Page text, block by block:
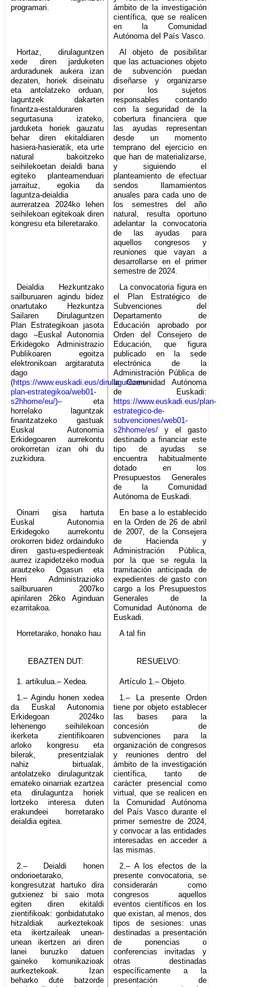
programari.
ámbito de la investigación
científica, que se realicen
en la Comunidad
Autónoma del País Vasco.
Hortaz, dirulaguntzen
xede diren jarduketen
arduradunek aukera izan
dezaten, horiek diseinatu
eta antolatzeko orduan,
laguntzek dakarten
finantza-estalduraren
segurtasuna izateko,
jarduketa horiek gauzatu
behar diren ekitaldiaren
hasiera-hasieratik, eta urte
natural bakoitzeko
seihilekoetan deialdi bana
egiteko planteamenduari
jarraituz, egokia da
laguntza-deialdia
aurreratzea 2024ko lehen
seihilekoan egitekoak diren
kongresu eta bileretarako.
Al objeto de posibilitar
que las actuaciones objeto
de subvención puedan
diseñarse y organizarse
por los sujetos
responsables contando
con la seguridad de la
cobertura financiera que
las ayudas representan
desde un momento
temprano del ejercicio en
que han de materializarse,
y siguiendo el
planteamiento de efectuar
sendos llamamientos
anuales para cada uno de
los semestres del año
natural, resulta oportuno
adelantar la convocatoria
de las ayudas para
aquellos congresos y
reuniones que vayan a
desarrollarse en el primer
semestre de 2024.
Deialdia Hezkuntzako
sailburuaren agindu bidez
onartutako Hezkuntza
Sailaren Dirulaguntzen
Plan Estrategikoan jasota
dago –Euskal Autonomia
Erkidegoko Administrazio
Publikoaren egoitza
elektronikoan argitaratuta
dago
(https://www.euskadi.eus/dirulaguntzen-
plan-estrategikoa/web01-
s2hhome/eu/)–eta
horrelako laguntzak
finantzatzeko gastuak
Euskal Autonomia
Erkidegoaren aurrekontu
orokorretan izan ohi du
zuzkidura.
La convocatoria figura en
el Plan Estratégico de
Subvenciones del
Departamento de
Educación aprobado por
Orden del Consejero de
Educación, que figura
publicado en la sede
electrónica de la
Administración Pública de
la Comunidad Autónoma
de Euskadi:
https://www.euskadi.eus/plan-
estrategico-de-
subvenciones/web01-
s2hhome/es/ y el gasto
destinado a financiar este
tipo de ayudas se
encuentra habitualmente
dotado en los
Presupuestos Generales
de la Comunidad
Autónoma de Euskadi.
Oinarri gisa hartuta
Euskal Autonomia
Erkidegoko aurrekontu
orokorren bidez ordainduko
diren gastu-espedienteak
aurrez izapidetzeko modua
arautzeko Ogasun eta
Herri Administrazioko
sailburuaren 2007ko
apirilaren 26ko Aginduan
ezarritakoa.
En base a lo establecido
en la Orden de 26 de abril
de 2007, de la Consejera
de Hacienda y
Administración Pública,
por la que se regula la
tramitación anticipada de
expedientes de gasto con
cargo a los Presupuestos
Generales de la
Comunidad Autónoma de
Euskadi.
Horretarako, honako hau
A tal fin
EBAZTEN DUT: RESUELVO:
1. artikulua.– Xedea.
Artículo 1.– Objeto.
1.– Agindu honen xedea
da Euskal Autonomia
Erkidegoan 2024ko
lehenengo seihilekoan
ikerketa zientifikoaren
arloko kongresu eta
bilerak, presentzialak
nahiz birtualak,
antolatzeko dirulaguntzak
emateko oinarriak ezartzea
eta dirulaguntza horiek
lortzeko interesa duten
erakundeei horretarako
deialdia egitea.
1.– La presente Orden
tiene por objeto establecer
las bases para la
concesión de
subvenciones para la
organización de congresos
y reuniones dentro del
ámbito de la investigación
científica, tanto de
carácter presencial como
virtual, que se realicen en
la Comunidad Autónoma
del País Vasco durante el
primer semestre de 2024,
y convocar a las entidades
interesadas en acceder a
las mismas.
2.– Deialdi honen
ondorioetarako,
kongresutzat hartuko dira
gutxienez bi saio mota
egiten diren ekitaldi
zientifikoak: gonbidatutako
hitzaldiak aurkeztekoak
eta ikertzaileak unean-
unean ikertzen ari diren
lanei buruzko datuen
gaineko komunikazioak
aurkeztekoak. Izan
beharko dute batzorde
2.– A los efectos de la
presente convocatoria, se
considerarán como
congresos aquellos
eventos científicos en los
que existan, al menos, dos
tipos de sesiones: unas
destinadas a presentación
de ponencias o
conferencias invitadas y
otras destinadas
específicamente a la
presentación de